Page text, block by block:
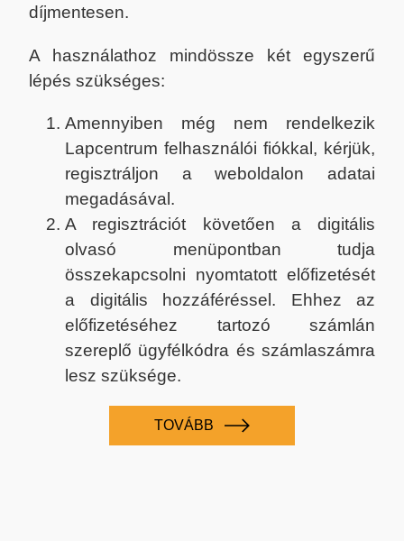
díjmentesen.
A használathoz mindössze két egyszerű
lépés szükséges:
Amennyiben még nem rendelkezik
Lapcentrum felhasználói fiókkal, kérjük,
regisztráljon a weboldalon adatai
megadásával.
A regisztrációt követően a digitális
olvasó menüpontban tudja
összekapcsolni nyomtatott előfizetését
a digitális hozzáféréssel. Ehhez az
előfizetéséhez tartozó számlán
szereplő ügyfélkódra és számlaszámra
lesz szüksége.
TOVÁBB